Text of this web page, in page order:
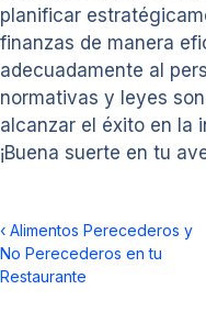
planificar
finanzas de manera
adecuadamente al
normativas y leyes
alcanzar el éxito en la
¡Buena suerte en tu
‹ Alimentos Perecederos y
No Perecederos en tu
Restaurante